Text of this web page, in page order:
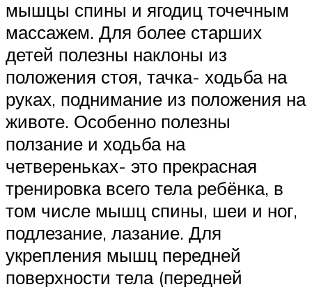
мышцы спины и ягодиц точечным
массажем. Для более старших
детей полезны наклоны из
положения стоя, тачка- ходьба на
руках, поднимание из положения на
животе. Особенно полезны
ползание и ходьба на
четвереньках- это прекрасная
тренировка всего тела ребёнка, в
том числе мышц спины, шеи и ног,
подлезание, лазание. Для
укрепления мышц передней
поверхности тела (передней